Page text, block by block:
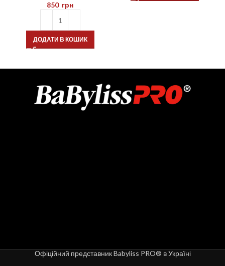
850 грн
ДОДАТИ В КОШИК
Офіційний представник Babyliss PRO® в Україні